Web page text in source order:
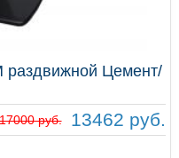
раздвижной Цемент/
руб. 13462 руб.